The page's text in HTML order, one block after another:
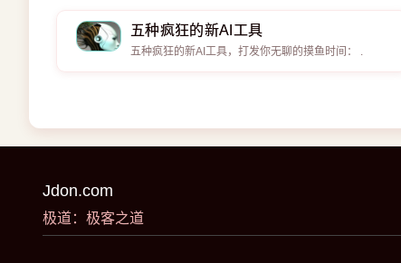
五种疯狂的新AI工具
五种疯狂的新AI工具，打发你无聊的摸鱼时间： .
Jdon.com
极道：极客之道